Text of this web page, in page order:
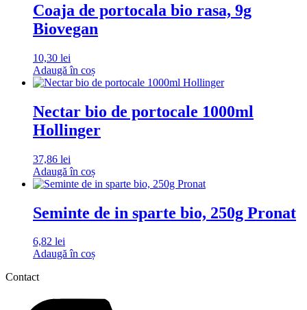
Coaja de portocala bio rasa, 9g
Biovegan
10,30 lei
Adaugă în coș
Nectar bio de portocale 1000ml
Hollinger
37,86 lei
Adaugă în coș
Seminte de in sparte bio, 250g Pronat
6,82 lei
Adaugă în coș
Contact